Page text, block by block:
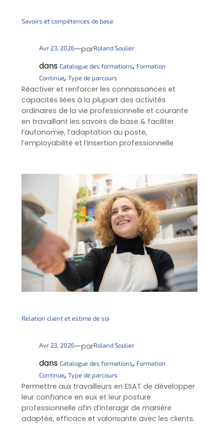
Savoirs et compétences de base
Avr 23, 2026—parRoland Soulier
dans Catalogue des formations, Formation
Continue, Type de parcours
Réactiver et renforcer les connaissances et
capacités liées à la plupart des activités
ordinaires de la vie professionnelle et courante
en travaillant les savoirs de base & faciliter
l’autonomie, l’adaptation au poste,
l’employabilité et l’insertion professionnelle
Relation client et estime de soi
Avr 23, 2026—parRoland Soulier
dans Catalogue des formations, Formation
Continue, Type de parcours
Permettre aux travailleurs en ESAT de développer
leur confiance en eux et leur posture
professionnelle afin d’interagir de manière
adaptée, efficace et valorisante avec les clients.